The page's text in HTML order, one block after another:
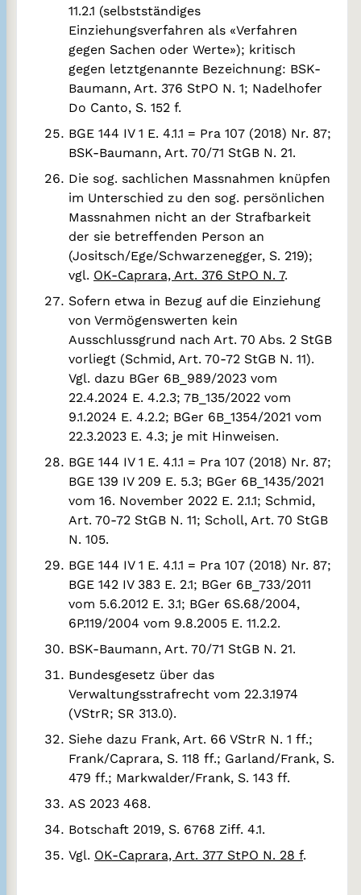
11.2.1 (selbstständiges
Einziehungsverfahren als «Verfahren
gegen Sachen oder Werte»); kritisch
gegen letztgenannte Bezeichnung: BSK-
Baumann, Art. 376 StPO N. 1; Nadelhofer
Do Canto, S. 152 f.
BGE 144 IV 1 E. 4.1.1 = Pra 107 (2018) Nr. 87;
BSK-Baumann, Art. 70/71 StGB N. 21.
Die sog. sachlichen Massnahmen knüpfen
im Unterschied zu den sog. persönlichen
Massnahmen nicht an der Strafbarkeit
der sie betreffenden Person an
(Jositsch/Ege/Schwarzenegger, S. 219);
vgl. OK-Caprara, Art. 376 StPO N. 7.
Sofern etwa in Bezug auf die Einziehung
von Vermögenswerten kein
Ausschlussgrund nach Art. 70 Abs. 2 StGB
vorliegt (Schmid, Art. 70-72 StGB N. 11).
Vgl. dazu BGer 6B_989/2023 vom
22.4.2024 E. 4.2.3; 7B_135/2022 vom
9.1.2024 E. 4.2.2; BGer 6B_1354/2021 vom
22.3.2023 E. 4.3; je mit Hinweisen.
BGE 144 IV 1 E. 4.1.1 = Pra 107 (2018) Nr. 87;
BGE 139 IV 209 E. 5.3; BGer 6B_1435/2021
vom 16. November 2022 E. 2.1.1; Schmid,
Art. 70-72 StGB N. 11; Scholl, Art. 70 StGB
N. 105.
BGE 144 IV 1 E. 4.1.1 = Pra 107 (2018) Nr. 87;
BGE 142 IV 383 E. 2.1; BGer 6B_733/2011
vom 5.6.2012 E. 3.1; BGer 6S.68/2004,
6P.119/2004 vom 9.8.2005 E. 11.2.2.
BSK-Baumann, Art. 70/71 StGB N. 21.
Bundesgesetz über das
Verwaltungsstrafrecht vom 22.3.1974
(VStrR; SR 313.0).
Siehe dazu Frank, Art. 66 VStrR N. 1 ff.;
Frank/Caprara, S. 118 ff.; Garland/Frank, S.
479 ff.; Markwalder/Frank, S. 143 ff.
AS 2023 468.
Botschaft 2019, S. 6768 Ziff. 4.1.
Vgl. OK-Caprara, Art. 377 StPO N. 28 f.